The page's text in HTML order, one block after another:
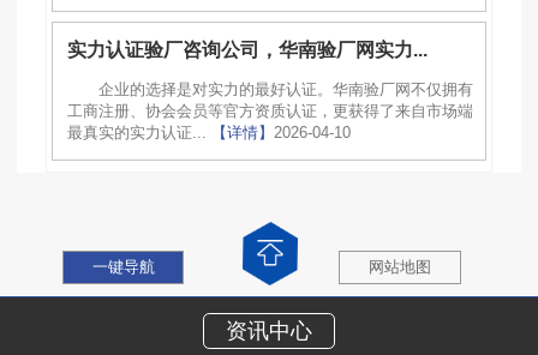
实力认证验厂咨询公司，华南验厂网实力...
企业的选择是对实力的最好认证。华南验厂网不仅拥有
工商注册、协会会员等官方资质认证，更获得了来自市场端
最真实的实力认证...
【详情】 2026-04-10
资讯中心
一键导航 网站地图